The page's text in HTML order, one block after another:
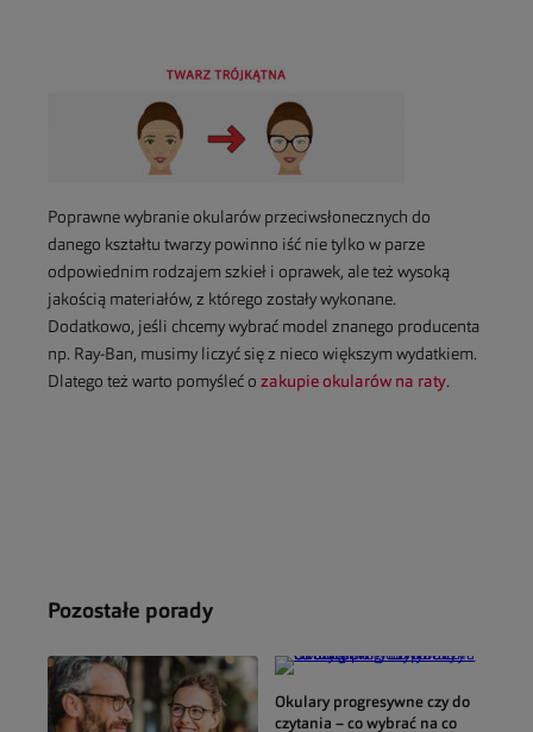
Poprawne wybranie okularów przeciwsłonecznych do
danego kształtu twarzy powinno iść nie tylko w parze
odpowiednim rodzajem szkieł i oprawek, ale też wysoką
jakością materiałów, z którego zostały wykonane.
Dodatkowo, jeśli chcemy wybrać model znanego producenta
np. Ray-Ban, musimy liczyć się z nieco większym wydatkiem.
Dlatego też warto pomyśleć o zakupie okularów na raty.
Pozostałe porady
Okulary progresywne czy do
czytania – co wybrać na co